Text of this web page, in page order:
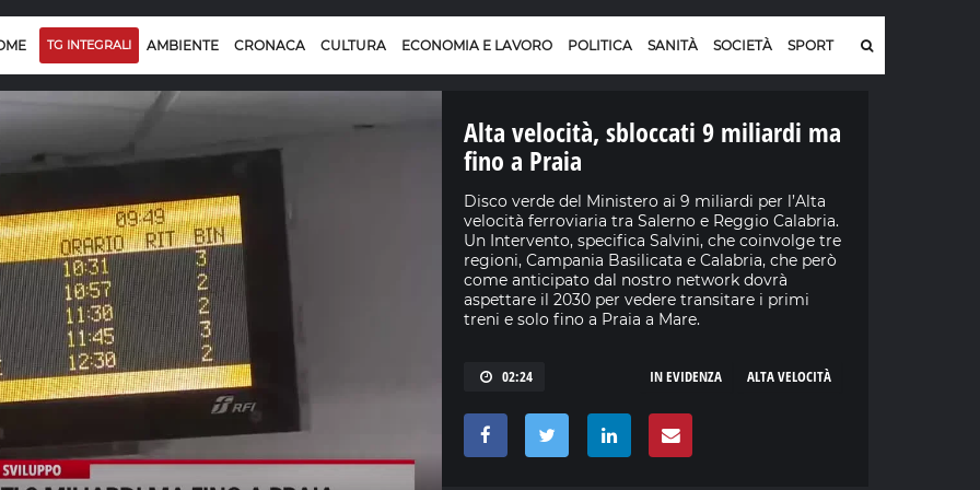
TG INTEGRALI AMBIENTE CRONACA CULTURA ECONOMIA E LAVORO POLITICA SANITÀ SOCIETÀ SPORT
Alta velocità, sbloccati 9 miliardi ma
fino a Praia
Disco verde del Ministero ai 9 miliardi per l’Alta
velocità ferroviaria tra Salerno e Reggio Calabria.
Un Intervento, specifica Salvini, che coinvolge tre
regioni, Campania Basilicata e Calabria, che però
come anticipato dal nostro network dovrà
aspettare il 2030 per vedere transitare i primi
treni e solo fino a Praia a Mare.
02:24 ALTA VELOCITÀ
IN EVIDENZA